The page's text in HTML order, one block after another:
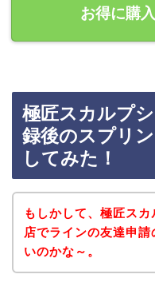
お得に購
極匠スカルプ
録後のスプリ
してみた！
もしかして、極匠ス
店でラインの友達申
いのかな～。